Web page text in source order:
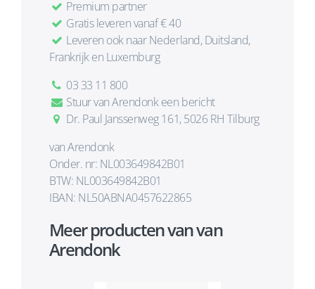
Premium partner
Gratis leveren vanaf € 40
Leveren ook naar Nederland, Duitsland,
Frankrijk en Luxemburg
03 33 11 800
Stuur van Arendonk een bericht
Dr. Paul Janssenweg 161, 5026 RH Tilburg
van Arendonk
Onder. nr: NL003649842B01
BTW: NL003649842B01
IBAN: NL50ABNA0457622865
Meer producten van van
Arendonk